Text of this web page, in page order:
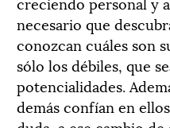
necesario que
conozcan cuáles son
sólo los débiles, que
potencialidades.
demás confían en